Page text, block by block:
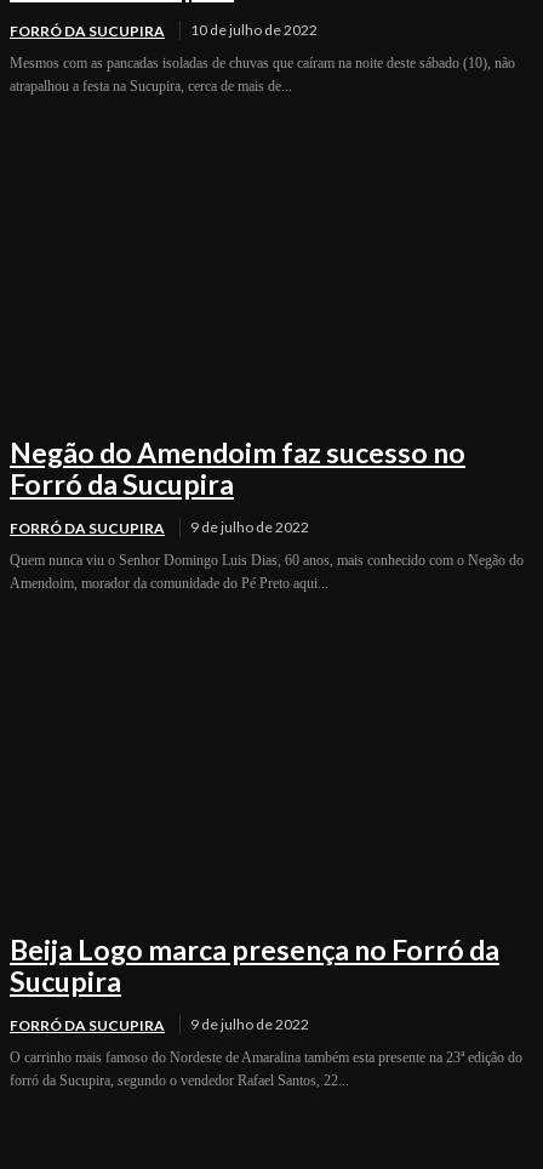
FORRÓ DA SUCUPIRA 10 de julho de 2022
Mesmos com as pancadas isoladas de chuvas que caíram na noite deste sábado (10), não
atrapalhou a festa na Sucupira, cerca de mais de...
Negão do Amendoim faz sucesso no
Forró da Sucupira
FORRÓ DA SUCUPIRA 9 de julho de 2022
Quem nunca viu o Senhor Domingo Luis Dias, 60 anos, mais conhecido com o Negão do
Amendoim, morador da comunidade do Pé Preto aqui...
Beija Logo marca presença no Forró da
Sucupira
FORRÓ DA SUCUPIRA 9 de julho de 2022
O carrinho mais famoso do Nordeste de Amaralina também esta presente na 23ª edição do
forró da Sucupira, segundo o vendedor Rafael Santos, 22...